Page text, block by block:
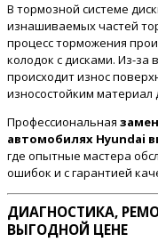
В тормозной системе
изнашиваемых частей
процесс торможения
колодок с дисками. Из-
происходит износ
износостойким материал
Профессиональная
автомобилях Hyundai
где опытные мастера
ошибок и с гарантией
ДИАГНОСТИКА,
ВЫГОДНОЙ ЦЕНЕ